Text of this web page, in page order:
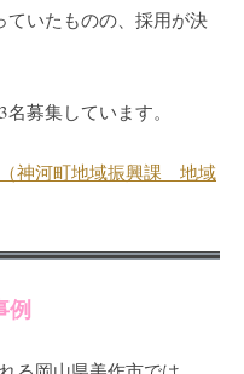
ていたものの、採用が決
募集しています。
神河町地域振興課 地域
例